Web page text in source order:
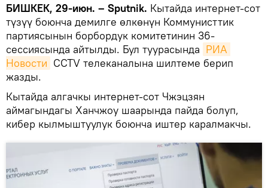
БИШКЕК, 29-июн. – Sputnik. Кытайда интернет-сот
түзүү боюнча демилге өлкөнүн Коммунисттик
партиясынын борбордук комитетинин 36-
сессиясында айтылды. Бул туурасында РИА
Новости CCTV телеканалына шилтеме берип
жазды.
Кытайда алгачкы интернет-сот Чжэцзян
аймагындагы Ханчжоу шаарында пайда болуп,
кибер кылмыштуулук боюнча иштер каралмакчы.